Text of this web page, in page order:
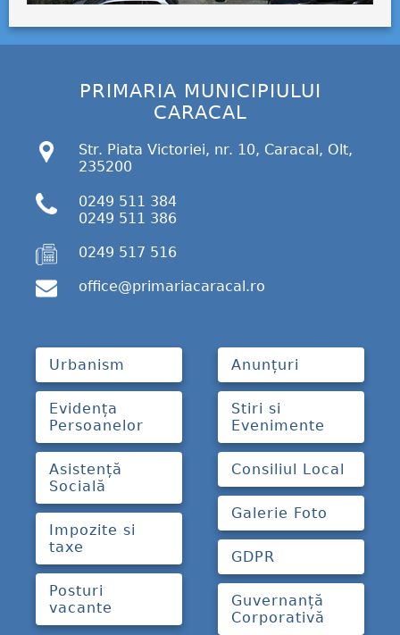
PRIMARIA MUNICIPIULUI
CARACAL
Str. Piata Victoriei, nr. 10, Caracal, Olt,
235200
0249 511 384
0249 511 386
0249 517 516
office@primariacaracal.ro
Urbanism
Evidența
Persoanelor
Asistență
Socială
Impozite si
taxe
Posturi
vacante
Anunțuri
Stiri si
Evenimente
Consiliul Local
Galerie Foto
GDPR
Guvernanță
Corporativă